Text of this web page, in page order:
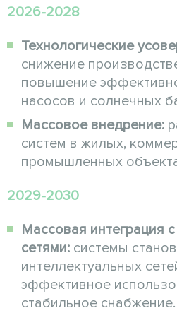
2026-2028
Технологические
снижение
повышение
насосов и солнечных
Массовое внедрение:
систем в жилых,
промышленных
2029-2030
Массовая интеграция
сетями: системы
интеллектуальных
эффективное
стабильное снабжение.